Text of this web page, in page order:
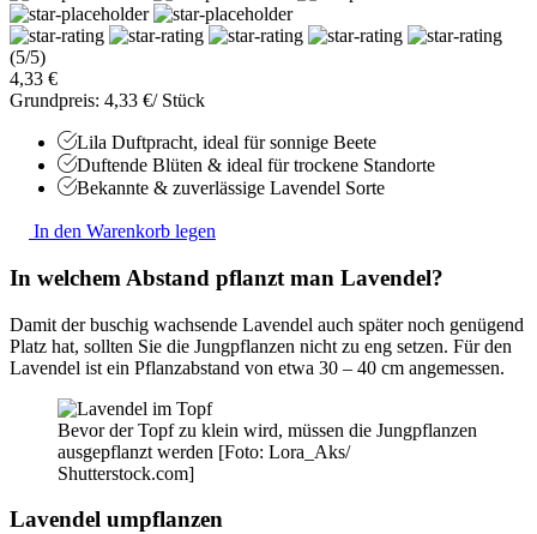
(5/5)
4,33 €
Grundpreis: 4,33 €/ Stück
Lila Duftpracht, ideal für sonnige Beete
Duftende Blüten & ideal für trockene Standorte
Bekannte & zuverlässige Lavendel Sorte
In den Warenkorb legen
In welchem Abstand pflanzt man Lavendel?
Damit der buschig wachsende Lavendel auch später noch genügend
Platz hat, sollten Sie die Jungpflanzen nicht zu eng setzen. Für den
Lavendel ist ein Pflanzabstand von etwa 30 – 40 cm angemessen.
Bevor der Topf zu klein wird, müssen die Jungpflanzen
ausgepflanzt werden [Foto: Lora_Aks/
Shutterstock.com]
Lavendel umpflanzen